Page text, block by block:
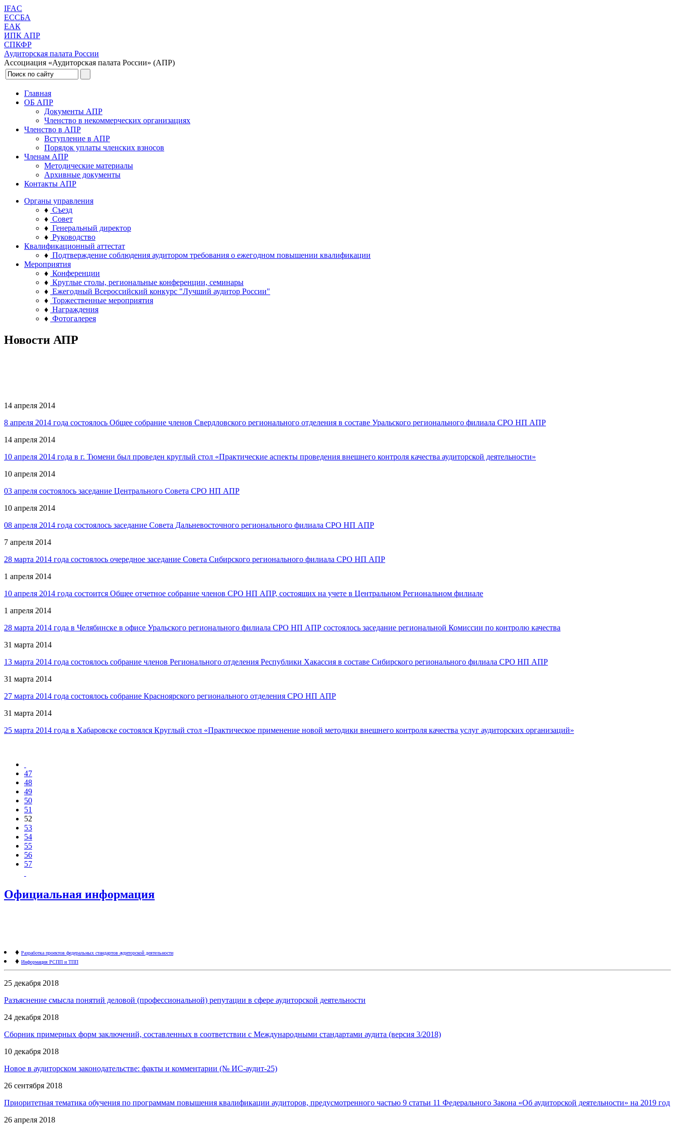
IFAC
ЕССБА
ЕАК
ИПК АПР
СПКФР
Аудиторская палата России
Ассоциация «Аудиторская палата России» (АПР)
Главная
ОБ АПР
Документы АПР
Членство в некоммерческих организациях
Членство в АПР
Вступление в АПР
Порядок уплаты членских взносов
Членам АПР
Методические материалы
Архивные документы
Контакты АПР
Органы управления
♦ Съезд
♦ Совет
♦ Генеральный директор
♦ Руководство
Квалификационный аттестат
♦ Подтверждение соблюдения аудитором требования о ежегодном повышении квалификации
Мероприятия
♦ Конференции
♦ Круглые столы, региональные конференции, семинары
♦ Ежегодный Всероссийский конкурс "Лучший аудитор России"
♦ Торжественные мероприятия
♦ Награждения
♦ Фотогалерея
Новости АПР
14 апреля 2014
8 апреля 2014 года состоялось Общее собрание членов Свердловского регионального отделения в составе Уральского регионального филиала СРО НП АПР
14 апреля 2014
10 апреля 2014 года в г. Тюмени был проведен круглый стол «Практические аспекты проведения внешнего контроля качества аудиторской деятельности»
10 апреля 2014
03 апреля состоялось заседание Центрального Совета СРО НП АПР
10 апреля 2014
08 апреля 2014 года состоялось заседание Совета Дальневосточного регионального филиала СРО НП АПР
7 апреля 2014
28 марта 2014 года состоялось очередное заседание Совета Сибирского регионального филиала СРО НП АПР
1 апреля 2014
10 апреля 2014 года состоится Общее отчетное собрание членов СРО НП АПР, состоящих на учете в Центральном Региональном филиале
1 апреля 2014
28 марта 2014 года в Челябинске в офисе Уральского регионального филиала СРО НП АПР состоялось заседание региональной Комиссии по контролю качества
31 марта 2014
13 марта 2014 года состоялось собрание членов Регионального отделения Республики Хакассия в составе Сибирского регионального филиала СРО НП АПР
31 марта 2014
27 марта 2014 года состоялось собрание Красноярского регионального отделения СРО НП АПР
31 марта 2014
25 марта 2014 года в Хабаровске состоялся Круглый стол «Практическое применение новой методики внешнего контроля качества услуг аудиторских организаций»
47
48
49
50
51
52
53
54
55
56
57
Официальная информация
♦ Разработка проектов федеральных стандартов аудиторской деятельности
♦ Информация РСПП и ТПП
25 декабря 2018
Разъяснение смысла понятий деловой (профессиональной) репутации в сфере аудиторской деятельности
24 декабря 2018
Сборник примерных форм заключений, составленных в соответствии с Международными стандартами аудита (версия 3/2018)
10 декабря 2018
Новое в аудиторском законодательстве: факты и комментарии (№ ИС-аудит-25)
26 сентября 2018
Приоритетная тематика обучения по программам повышения квалификации аудиторов, предусмотренного частью 9 статьи 11 Федерального Закона «Об аудиторской деятельности» на 2019 год
26 апреля 2018